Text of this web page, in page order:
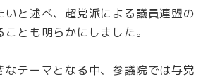
いと述べ、超党派による議員連盟の
とも明らかにしました。
なテーマとなる中、参議院では与党